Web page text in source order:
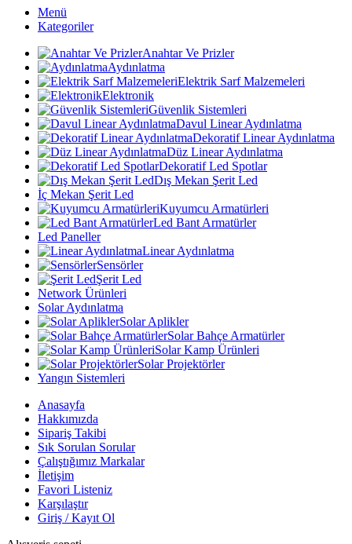
Menü
Kategoriler
Anahtar Ve Prizler
Aydınlatma
Elektrik Sarf Malzemeleri
Elektronik
Güvenlik Sistemleri
Davul Linear Aydınlatma
Dekoratif Linear Aydınlatma
Düz Linear Aydınlatma
Dekoratif Led Spotlar
Dış Mekan Şerit Led
İç Mekan Şerit Led
Kuyumcu Armatürleri
Led Bant Armatürler
Led Paneller
Linear Aydınlatma
Sensörler
Şerit Led
Network Ürünleri
Solar Aydınlatma
Solar Aplikler
Solar Bahçe Armatürler
Solar Kamp Ürünleri
Solar Projektörler
Yangın Sistemleri
Anasayfa
Hakkımızda
Sipariş Takibi
Sık Sorulan Sorular
Çalıştığımız Markalar
İletişim
Favori Listeniz
Karşılaştır
Giriş / Kayıt Ol